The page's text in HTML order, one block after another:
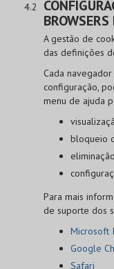
A gestão de
das definições
Cada
configuração,
menu de ajuda
bloqueio
Para mais
de suporte dos
Microsoft
Google
Safari